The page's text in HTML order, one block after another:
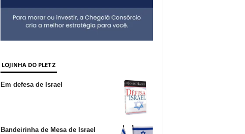
LOJINHA DO PLETZ
Em defesa de Israel
Bandeirinha de Mesa de Israel